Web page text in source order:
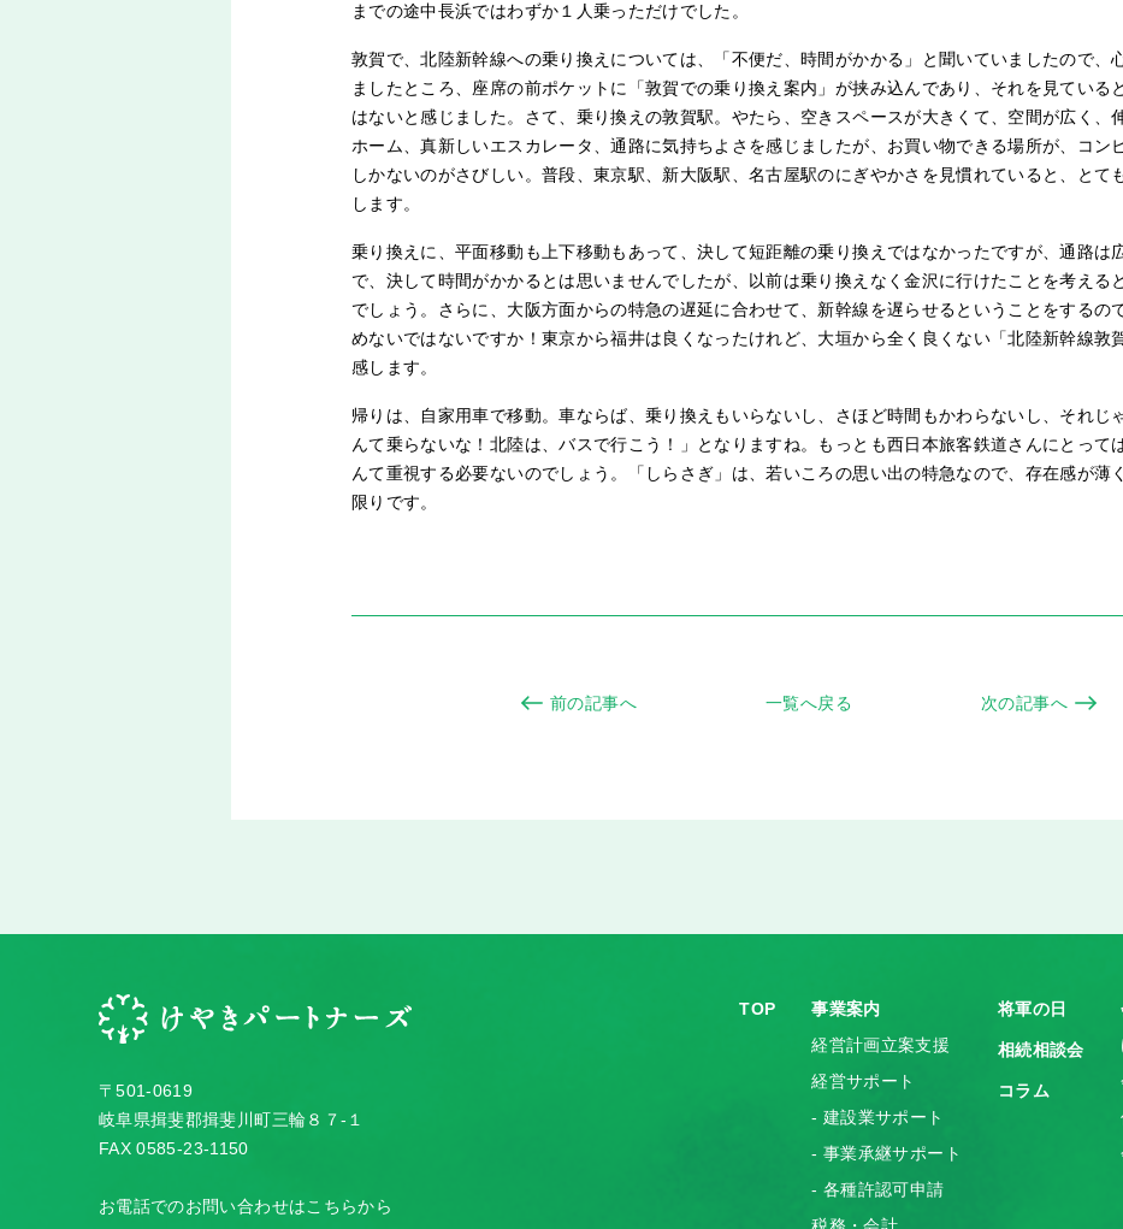
までの途中長浜ではわずか１人乗っただけでした。
敦賀で、北陸新幹線への乗り換えについては、「不便だ、時間がかかる」と聞いていましたので、
ましたところ、座席の前ポケットに「敦賀での乗り換え案内」が挟み込んであり、それを見ている
はないと感じました。さて、乗り換えの敦賀駅。やたら、空きスペースが大きくて、空間が広く、
ホーム、真新しいエスカレータ、通路に気持ちよさを感じましたが、お買い物できる場所が、コン
しかないのがさびしい。普段、東京駅、新大阪駅、名古屋駅のにぎやかさを見慣れていると、とて
します。
乗り換えに、平面移動も上下移動もあって、決して短距離の乗り換えではなかったですが、通路は
で、決して時間がかかるとは思いませんでしたが、以前は乗り換えなく金沢に行けたことを考える
でしょう。さらに、大阪方面からの特急の遅延に合わせて、新幹線を遅らせるということをするの
めないではないですか！東京から福井は良くなったけれど、大垣から全く良くない「北陸新幹線敦
感します。
帰りは、自家用車で移動。車ならば、乗り換えもいらないし、さほど時間もかわらないし、それじ
んて乗らないな！北陸は、バスで行こう！」となりますね。もっとも西日本旅客鉄道さんにとって
んて重視する必要ないのでしょう。「しらさぎ」は、若いころの思い出の特急なので、存在感が薄
限りです。
前の記事へ 一覧へ戻る 次の記事へ
〒501-0619
岐阜県揖斐郡揖斐川町三輪８７-１
FAX 0585-23-1150
お電話でのお問い合わせはこちらから
TOP
事業案内
経営計画立案支援
経営サポート
- 建設業サポート
- 事業承継サポート
- 各種許認可申請
将軍の日
相続相談会
コラム